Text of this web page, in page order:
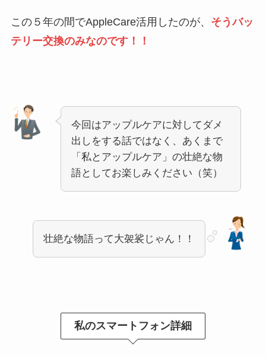
この５年の間でAppleCare活用したのが、 そうバッ
テリー交換のみなのです！！
今回はアップルケアに対してダメ
出しをする話ではなく、あくまで
「私とアップルケア」の壮絶な物
語としてお楽しみください（笑）
壮絶な物語って大袈裟じゃん！！
私のスマートフォン詳細